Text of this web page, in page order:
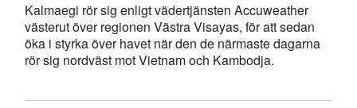
Kalmaegi rör sig enligt vädertjänsten Accuweather
västerut över regionen Västra Visayas, för att sedan
öka i styrka över havet när den de närmaste dagarna
rör sig nordväst mot Vietnam och Kambodja.